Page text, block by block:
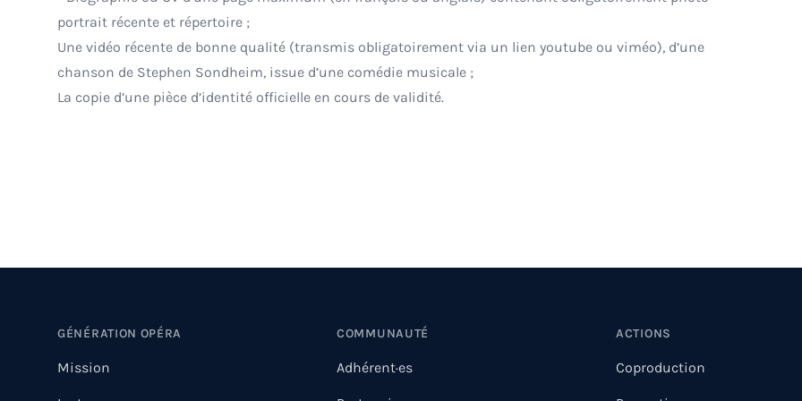
portrait récente et répertoire ;
Une vidéo récente de bonne qualité (transmis obligatoirement via un lien youtube ou viméo), d’une
chanson de Stephen Sondheim, issue d’une comédie musicale ;
La copie d’une pièce d’identité officielle en cours de validité.
GÉNÉRATION OPÉRA
Mission
COMMUNAUTÉ
Adhérent·es
ACTIONS
Coproduction